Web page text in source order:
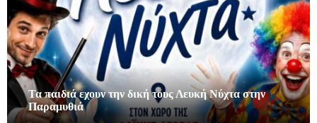
Τα παιδιά εχουν την δική τους Λευκή Νύχτα στην
Παραμυθιά